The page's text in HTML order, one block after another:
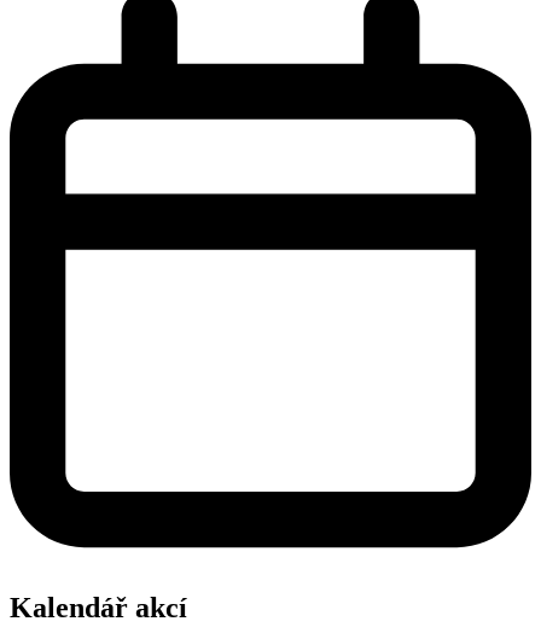
Kalendář akcí